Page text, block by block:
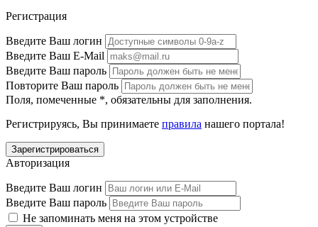
Регистрация
Введите Ваш логин
Введите Ваш E-Mail
Введите Ваш пароль
Повторите Ваш пароль
Поля, помеченные *, обязательны для заполнения.
Регистрируясь, Вы принимаете правила нашего портала!
Авторизация
Введите Ваш логин
Введите Ваш пароль
Не запоминать меня на этом устройстве